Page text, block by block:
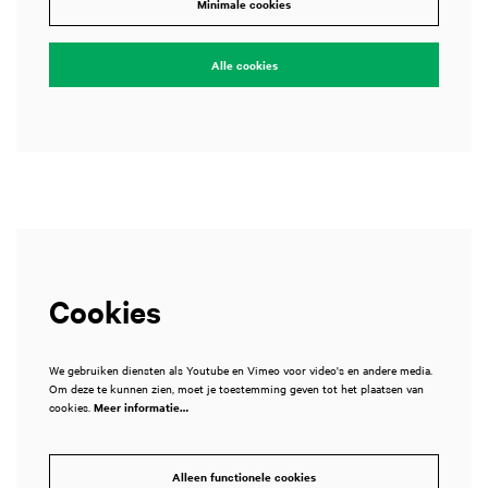
Minimale cookies
Alle cookies
Cookies
We gebruiken diensten als Youtube en Vimeo voor video's en andere media.
Om deze te kunnen zien, moet je toestemming geven tot het plaatsen van
cookies. Meer informatie…
Alleen functionele cookies